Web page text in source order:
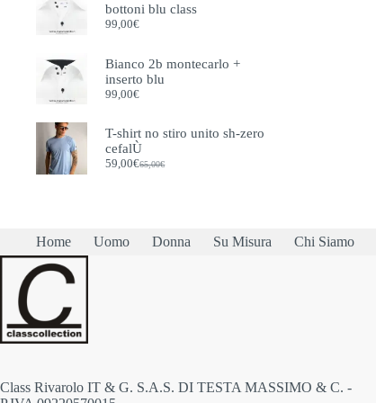
115,00€.
105,00€.
bottoni blu class
99,00€
Bianco 2b montecarlo +
inserto blu
99,00€
T-shirt no stiro unito sh-zero
cefalÙ
65,00€
Il
59,00€
Il
Home Uomo Donna Su Misura Chi Siamo
Class Rivarolo IT & G. S.A.S. DI TESTA MASSIMO & C. -